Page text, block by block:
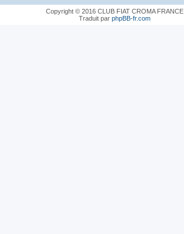
Copyright © 2016 CLUB FIAT CROMA FRANCE
Traduit parphpBB-fr.com